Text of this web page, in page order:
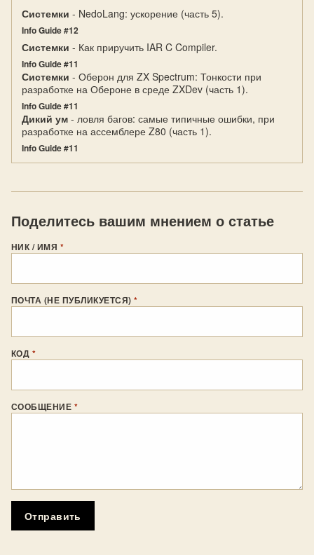
Системки - NedoLang: ускорение (часть 5).
Info Guide #12
Системки - Как приручить IAR C Compiler.
Info Guide #11
Системки - Оберон для ZX Spectrum: Тонкости при
разработке на Обероне в среде ZXDev (часть 1).
Info Guide #11
Дикий ум - ловля багов: самые типичные ошибки, при
разработке на ассемблере Z80 (часть 1).
Info Guide #11
Поделитесь вашим мнением о статье
НИК / ИМЯ *
ПОЧТА (НЕ ПУБЛИКУЕТСЯ)*
КОД *
СООБЩЕНИЕ *
Отправить